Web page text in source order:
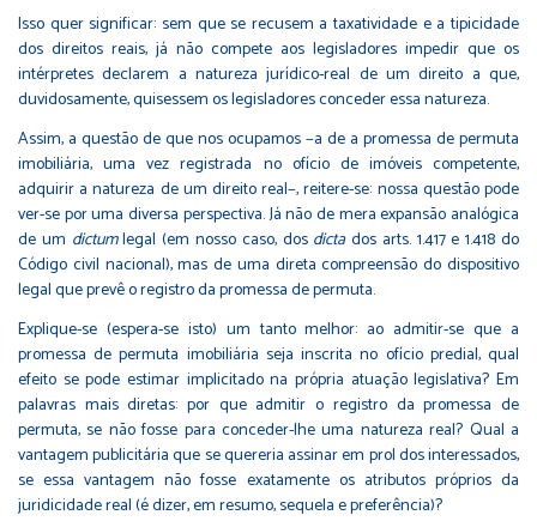
Isso quer significar: sem que se recusem a taxatividade e a tipicidade
dos direitos reais, já não compete aos legisladores impedir que os
intérpretes declarem a natureza jurídico-real de um direito a que,
duvidosamente, quisessem os legisladores conceder essa natureza.
Assim, a questão de que nos ocupamos −a de a promessa de permuta
imobiliária, uma vez registrada no ofício de imóveis competente,
adquirir a natureza de um direito real−, reitere-se: nossa questão pode
ver-se por uma diversa perspectiva. Já não de mera expansão analógica
de um dictumlegal (em nosso caso, dos dictados arts. 1.417 e 1.418 do
Código civil nacional), mas de uma direta compreensão do dispositivo
legal que prevê o registro da promessa de permuta.
Explique-se (espera-se isto) um tanto melhor: ao admitir-se que a
promessa de permuta imobiliária seja inscrita no ofício predial, qual
efeito se pode estimar implicitado na própria atuação legislativa? Em
palavras mais diretas: por que admitir o registro da promessa de
permuta, se não fosse para conceder-lhe uma natureza real? Qual a
vantagem publicitária que se quereria assinar em prol dos interessados,
se essa vantagem não fosse exatamente os atributos próprios da
juridicidade real (é dizer, em resumo, sequela e preferência)?